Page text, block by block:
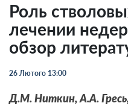
Роль
лечении
обзор
26 Лютого 13:00
Д.М. Ниткин, А.А.